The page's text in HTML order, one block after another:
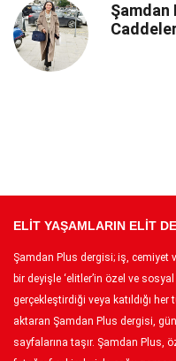
ELİT YAŞAMLARIN ELİT
Şamdan Plus dergisi; iş, cemiyet
bir deyişle ‘elitler’in özel ve
gerçekleştirdiği veya katıldığı
aktaran Şamdan Plus dergisi,
sayfalarına taşır. Şamdan Plus,